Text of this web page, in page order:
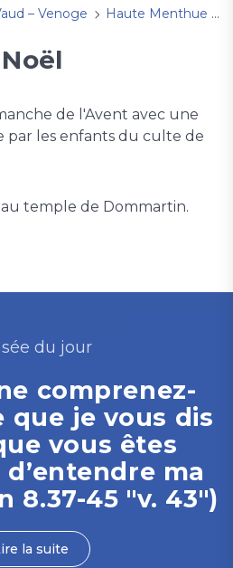
– Venoge Haute Menthue
de l'Avent avec une
par les enfants du culte de
au temple de Dommartin.
du jour
comprenez-
que je vous dis
vous êtes
ma
8.37-45 "v. 43")
la suite